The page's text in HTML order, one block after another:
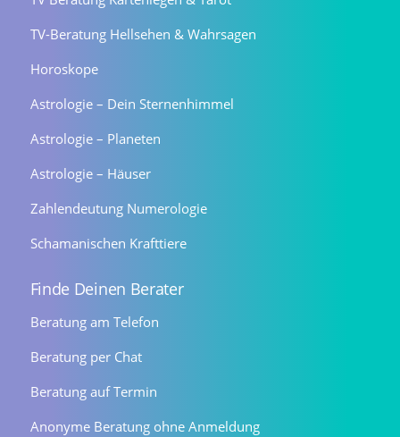
TV-Beratung Hellsehen & Wahrsagen
Horoskope
Astrologie – Dein Sternenhimmel
Astrologie – Planeten
Astrologie – Häuser
Zahlendeutung Numerologie
Schamanischen Krafttiere
Finde Deinen Berater
Beratung am Telefon
Beratung per Chat
Beratung auf Termin
Anonyme Beratung ohne Anmeldung